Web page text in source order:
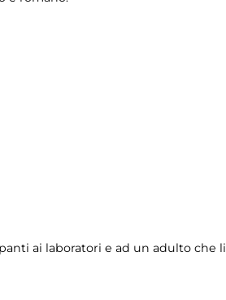
ai laboratori e ad un adulto che li